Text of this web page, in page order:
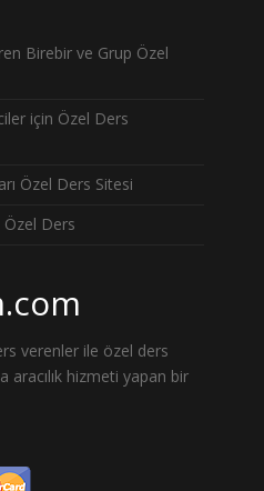
Birebir ve Grup Özel
için Özel Ders
Özel Ders Sitesi
Ders
verenler ile özel ders
aracılık hizmeti yapan bir